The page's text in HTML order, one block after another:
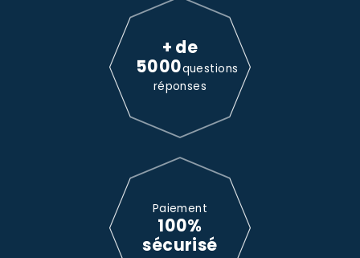
+ de
5000questions
réponses
Paiement
100%
sécurisé